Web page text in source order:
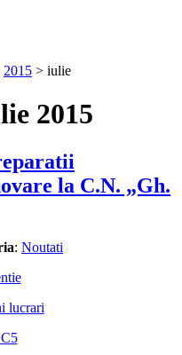
2015 > iulie
2015
la C.N. „Gh.
: Noutati
lucrari